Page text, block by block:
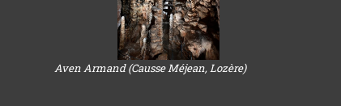
Aven Armand (Causse Méjean, Lozère)